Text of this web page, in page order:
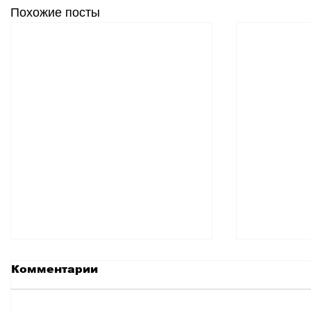
Похожие посты
Комментарии